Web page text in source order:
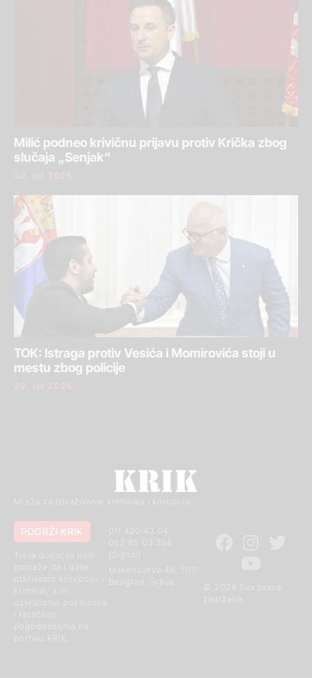
Milić podneo krivičnu prijavu protiv Krička zbog
slučaja „Senjak“
30. jul 2026.
TOK: Istraga protiv Vesića i Momirovića stoji u
mestu zbog policije
30. jul 2026.
Mreža za istraživanje kriminala i korupcije
© 2024 Sva prava
011 420 43 04
Makenzijeva 46, 11111
PODRŽI KRIK
otkrivamo korupciju i
kriminal, a mi
uzvraćamo poklonima
i različitim
pogodnostima na
portalu KRIK.